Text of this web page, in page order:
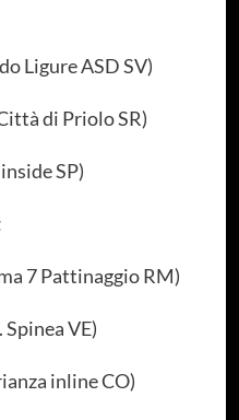
Ligure ASD SV)
di Priolo SR)
SP)
7 Pattinaggio RM)
VE)
inline CO)